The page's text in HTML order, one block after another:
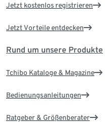
Jetzt kostenlos registrieren
Jetzt Vorteile entdecken
Rund um unsere Produkte
Tchibo Kataloge & Magazine
Bedienungsanleitungen
Ratgeber & Größenberater